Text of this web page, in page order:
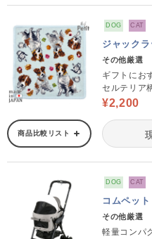
DOG CAT
ジャック
その他厳選
ギフトにお
セルテリア
¥2,200
商品比較リスト
DOG CAT
コムペッ
その他厳選
軽量コンパ